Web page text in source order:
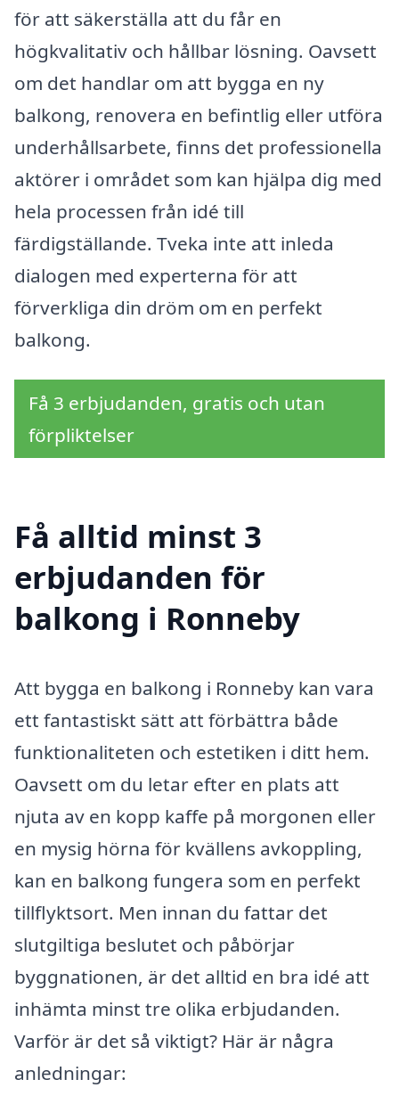
för att säkerställa att du får en
högkvalitativ och hållbar lösning. Oavsett
om det handlar om att bygga en ny
balkong, renovera en befintlig eller utföra
underhållsarbete, finns det professionella
aktörer i området som kan hjälpa dig med
hela processen från idé till
färdigställande. Tveka inte att inleda
dialogen med experterna för att
förverkliga din dröm om en perfekt
balkong.
Få 3 erbjudanden, gratis och utan
förpliktelser
Få alltid minst 3
erbjudanden för
balkong i Ronneby
Att bygga en balkong i Ronneby kan vara
ett fantastiskt sätt att förbättra både
funktionaliteten och estetiken i ditt hem.
Oavsett om du letar efter en plats att
njuta av en kopp kaffe på morgonen eller
en mysig hörna för kvällens avkoppling,
kan en balkong fungera som en perfekt
tillflyktsort. Men innan du fattar det
slutgiltiga beslutet och påbörjar
byggnationen, är det alltid en bra idé att
inhämta minst tre olika erbjudanden.
Varför är det så viktigt? Här är några
anledningar: